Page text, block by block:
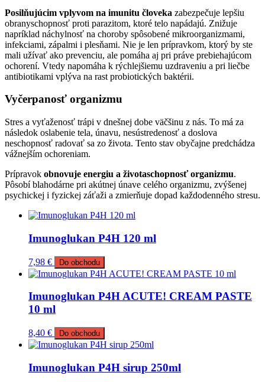
Posilňujúcim vplyvom na imunitu človeka zabezpečuje lepšiu
obranyschopnosť proti parazitom, ktoré telo napádajú. Znižuje
napríklad náchylnosť na choroby spôsobené mikroorganizmami,
infekciami, zápalmi i plesňami. Nie je len prípravkom, ktorý by ste
mali užívať ako prevenciu, ale pomáha aj pri práve prebiehajúcom
ochorení. Vtedy napomáha k rýchlejšiemu uzdraveniu a pri liečbe
antibiotikami vplýva na rast probiotických baktérii.
Vyčerpanosť organizmu
Stres a vyťaženosť trápi v dnešnej dobe väčšinu z nás. To má za
následok oslabenie tela, únavu, nesústredenosť a doslova
neschopnosť radovať sa zo života. Tento stav obyčajne predchádza
vážnejším ochoreniam.
Prípravok obnovuje energiu a životaschopnosť organizmu.
Pôsobí blahodárne pri akútnej únave celého organizmu, zvýšenej
psychickej i fyzickej záťaži a zmierňuje dopad každodenného stresu.
Imunoglukan P4H 120 ml
7,98 € Do obchodu
Imunoglukan P4H ACUTE! CREAM PASTE
10 ml
8,40 € Do obchodu
Imunoglukan P4H sirup 250ml